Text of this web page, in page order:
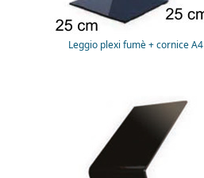
Leggio plexi fumè + cornice A4